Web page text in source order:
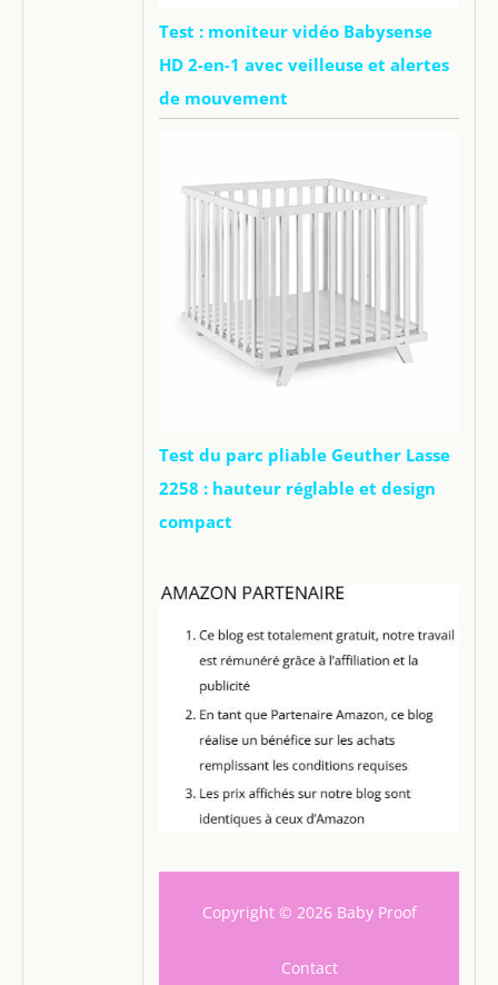
Test : moniteur vidéo Babysense
HD 2-en-1 avec veilleuse et alertes
de mouvement
Test du parc pliable Geuther Lasse
2258 : hauteur réglable et design
compact
Copyright © 2026 Baby Proof
Contact